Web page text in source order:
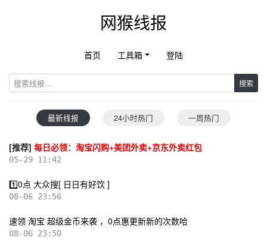
网猴线报
首页 工具箱 登陆
搜索
最新线报 24小时热门 一周热门
[推荐] 每日必领：淘宝闪购+美团外卖+京东外卖红包
05-29 11:42
1️⃣0点 大众搜[ 日日有好饮 ]
08-06 23:56
速领 淘宝 超级金币来袭 ，0点惠更新新的次数哈
08-06 23:50